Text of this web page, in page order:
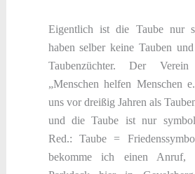
Eigentlich ist die Taube nur
haben selber keine Tauben
Taubenzüchter. Der
„Menschen helfen Menschen
uns vor dreißig Jahren als
und die Taube ist nur
Red.: Taube =
bekomme ich einen Anruf,